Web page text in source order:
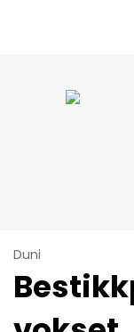
Duni